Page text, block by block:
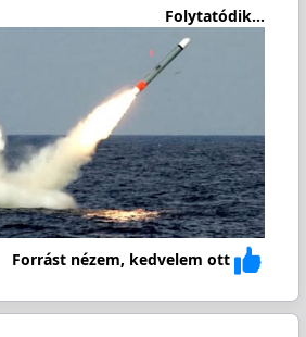
Folytatódik...
Forrást nézem, kedvelem ott